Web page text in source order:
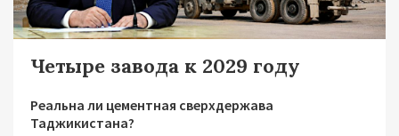
Четыре завода к 2029 году
Реальна ли цементная сверхдержава
Таджикистана?